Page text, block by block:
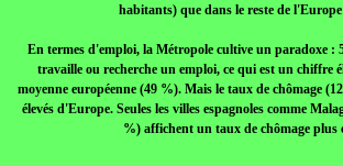
habitants) que dans le reste de
En termes d'emploi, la Métropole cultive un paradoxe :
travaille ou recherche un emploi, ce qui est un chiffre
moyenne européenne (49 %). Mais le taux de chômage
élevés d'Europe. Seules les villes espagnoles comme
%) affichent un taux de chômage plus